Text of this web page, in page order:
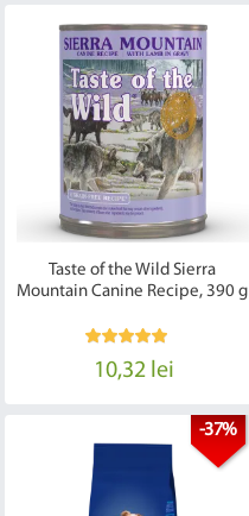
Taste of the Wild Sierra
Mountain Canine Recipe, 390 g
10,32 lei
-37%